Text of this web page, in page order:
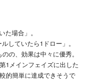
場合」。
していたら1ドロー」。
の、効果は中々に優秀。
1メインフェイズに出した
的簡単に達成できそうで